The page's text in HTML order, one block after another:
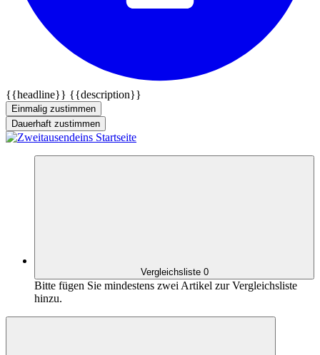
{{headline}} {{description}}
Einmalig zustimmen
Dauerhaft zustimmen
Vergleichsliste 0
Bitte fügen Sie mindestens zwei Artikel zur Vergleichsliste
hinzu.